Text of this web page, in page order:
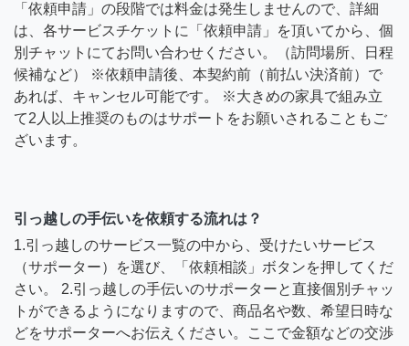
「依頼申請」の段階では料金は発生しませんので、詳細
は、各サービスチケットに「依頼申請」を頂いてから、個
別チャットにてお問い合わせください。（訪問場所、日程
候補など） ※依頼申請後、本契約前（前払い決済前）で
あれば、キャンセル可能です。 ※大きめの家具で組み立
て2人以上推奨のものはサポートをお願いされることもご
ざいます。
引っ越しの手伝いを依頼する流れは？
1.引っ越しのサービス一覧の中から、受けたいサービス
（サポーター）を選び、「依頼相談」ボタンを押してくだ
さい。 2.引っ越しの手伝いのサポーターと直接個別チャッ
トができるようになりますので、商品名や数、希望日時な
どをサポーターへお伝えください。ここで金額などの交渉